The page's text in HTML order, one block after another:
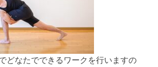
どなたでできるワークを行いますの